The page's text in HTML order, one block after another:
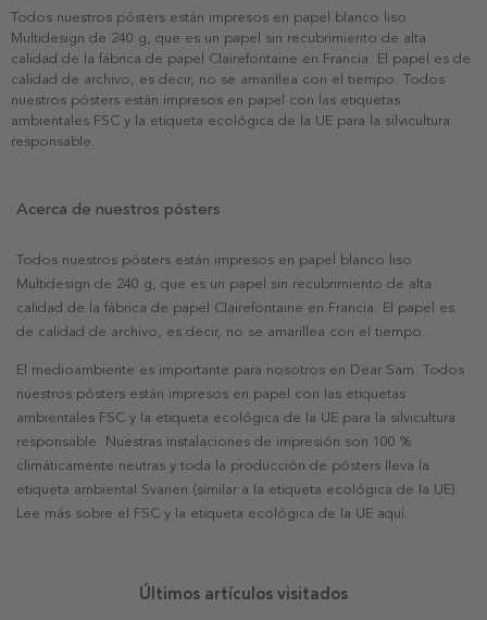
Todos nuestros pósters están impresos en papel blanco liso
Multidesign de 240 g, que es un papel sin recubrimiento de alta
calidad de la fábrica de papel Clairefontaine en Francia. El papel es de
calidad de archivo, es decir, no se amarillea con el tiempo. Todos
nuestros pósters están impresos en papel con las etiquetas
ambientales FSC y la etiqueta ecológica de la UE para la silvicultura
responsable.
Acerca de nuestros pósters
Todos nuestros pósters están impresos en papel blanco liso
Multidesign de 240 g, que es un papel sin recubrimiento de alta
calidad de la fábrica de papel Clairefontaine en Francia. El papel es
de calidad de archivo, es decir, no se amarillea con el tiempo.
El medioambiente es importante para nosotros en Dear Sam. Todos
nuestros pósters están impresos en papel con las etiquetas
ambientales FSC y la etiqueta ecológica de la UE para la silvicultura
responsable. Nuestras instalaciones de impresión son 100 %
climáticamente neutras y toda la producción de pósters lleva la
etiqueta ambiental Svanen (similar a la etiqueta ecológica de la UE).
Lee más sobre el FSC y la etiqueta ecológica de la UE aquí.
Últimos artículos visitados